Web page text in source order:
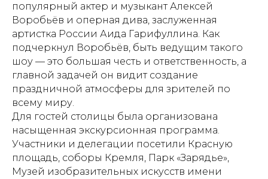
популярный актер и музыкант Алексей
Воробьёв и оперная дива, заслуженная
артистка России Аида Гарифуллина. Как
подчеркнул Воробьёв, быть ведущим такого
шоу — это большая честь и ответственность, а
главной задачей он видит создание
праздничной атмосферы для зрителей по
всему миру.
Для гостей столицы была организована
насыщенная экскурсионная программа.
Участники и делегации посетили Красную
площадь, соборы Кремля, Парк «Зарядье»,
Музей изобразительных искусств имени